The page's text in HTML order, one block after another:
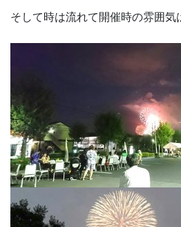
そして時は流れて開催時の雰囲気